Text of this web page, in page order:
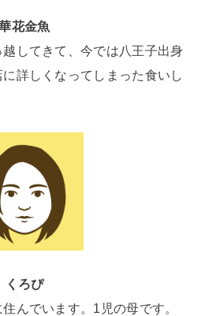
花金魚
してきて、今では八王子出身
詳しくなってしまった食いし
くろぴ
んでいます。1児の母です。